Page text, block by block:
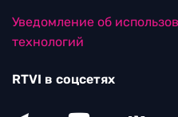
Уведомление об
технологий
RTVI в соцсетях